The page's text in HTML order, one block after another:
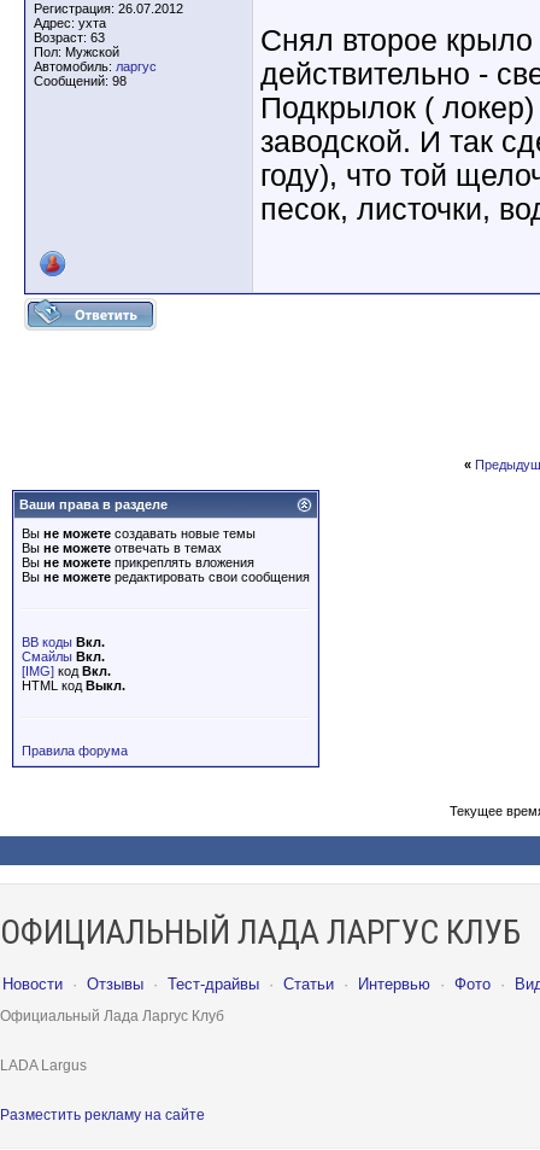
Регистрация: 26.07.2012
Адрес: ухта
Возраст: 63
Пол: Мужской
Автомобиль: ларгус
Сообщений: 98
Снял второе
действительно -
Подкрылок ( локер)
заводской. И так
году), что той
песок, листочки,
«
Ваши права в разделе
Вы не можете создавать новые темы
Вы не можете отвечать в темах
Вы не можете прикреплять вложения
Вы не можете редактировать свои сообщения
BB коды Вкл.
Смайлы Вкл.
[IMG] код Вкл.
HTML код Выкл.
Правила форума
Текущее
ОФИЦИАЛЬНЫЙ ЛАДА ЛАРГУС КЛУБ
Новости · Отзывы · Тест-драйвы · Статьи · Интервью · Фото ·
Официальный Лада Ларгус Клуб
LADA Largus
Разместить рекламу на сайте